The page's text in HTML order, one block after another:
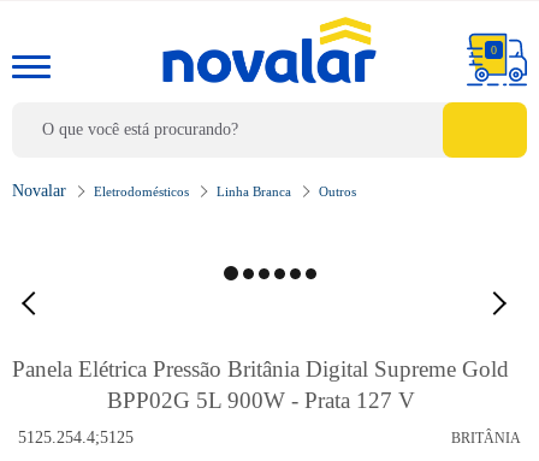
0
Eletrodomésticos Linha Branca Outros
Panela Elétrica Pressão Britânia Digital Supreme Gold
BPP02G 5L 900W - Prata 127 V
BRITÂNIA
5125.254.4;5125